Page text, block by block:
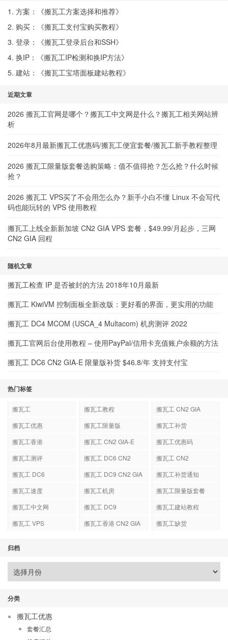
1. 方案：《搬瓦工方案选择和推荐》
2. 购买：《搬瓦工支付宝购买教程》
3. 登录：《搬瓦工登录后台和SSH》
4. 换IP：《搬瓦工IP检测和换IP方法》
5. 建站：《搬瓦工宝塔面板建站教程》
近期文章
2026 搬瓦工官网是哪个？搬瓦工中文网是什么？搬瓦工相关网站辨
析
2026年8月最新搬瓦工优惠码/搬瓦工便宜套餐/搬瓦工新手教程整理
2026 搬瓦工限量版套餐选购策略：值不值得抢？怎么抢？什么时候
抢？
2026 搬瓦工 VPS买了不会用怎么办？新手小白不懂 Linux 不会写代
码也能玩转的 VPS 使用教程
搬瓦工上线全新新加坡 CN2 GIA VPS 套餐，$49.99/月起步，三网
CN2 GIA 回程
随机文章
搬瓦工检查 IP 是否被封的方法 2018年10月最新
搬瓦工 KiwiVM 控制面板全新改版：更好看的界面，更实用的功能
搬瓦工 DC4 MCOM (USCA_4 Multacom) 机房测评 2022
搬瓦工官网后台使用教程 – 使用PayPal/信用卡充值账户余额的方法
搬瓦工 DC6 CN2 GIA-E 限量版补货 $46.8/年 支持支付宝
热门标签
搬瓦工 搬瓦工教程
搬瓦工 CN2 GIA
搬瓦工优惠
搬瓦工限量版
搬瓦工补货
搬瓦工香港
搬瓦工 CN2 GIA-E
搬瓦工优惠码
搬瓦工测评
搬瓦工 DC6 CN2
搬瓦工 CN2
搬瓦工 DC6
搬瓦工 DC9 CN2 GIA
搬瓦工补货通知
搬瓦工速度
搬瓦工机房
搬瓦工限量版套餐
搬瓦工中文网
搬瓦工 DC9
搬瓦工建站教程
搬瓦工 VPS
搬瓦工香港 CN2 GIA 搬瓦工缺货
归档
分类
搬瓦工优惠
套餐汇总